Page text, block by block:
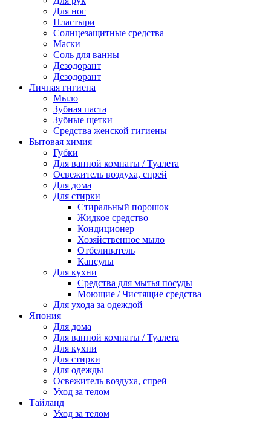
Для ног
Пластыри
Солнцезащитные средства
Маски
Соль для ванны
Дезодорант
Дезодорант
Личная гигиена
Мыло
Зубная паста
Зубные щетки
Средства женской гигиены
Бытовая химия
Губки
Для ванной комнаты / Туалета
Освежитель воздуха, спрей
Для дома
Для стирки
Стиральный порошок
Жидкое средство
Кондиционер
Хозяйственное мыло
Отбеливатель
Капсулы
Для кухни
Средства для мытья посуды
Моющие / Чистящие средства
Для ухода за одеждой
Япония
Для дома
Для ванной комнаты / Туалета
Для кухни
Для стирки
Для одежды
Освежитель воздуха, спрей
Уход за телом
Тайланд
Уход за телом